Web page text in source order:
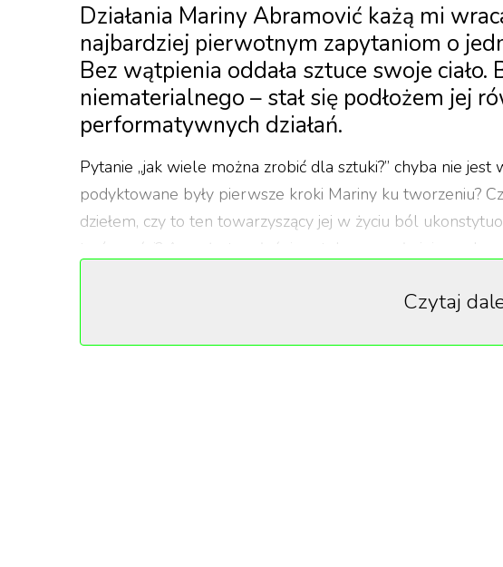
Działania Mariny Abramović każą mi
najbardziej pierwotnym zapytaniom o
Bez wątpienia oddała sztuce swoje
niematerialnego – stał się podłożem jej
performatywnych działań.
Pytanie „jak wiele można zrobić dla sztuki?” chyba nie
podyktowane były pierwsze kroki Mariny ku tworzeniu?
dziełem, czy to ten towarzyszący jej w życiu ból
twórczości? A może to właśnie sztuka przyszła jej w
W tym kontekście chyba nigdy nie oddzieli się artysty od
niesatysfakcjonujących refleksji dostarczyła mi genialna
Czytaj